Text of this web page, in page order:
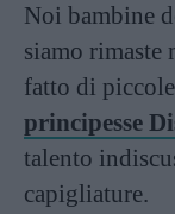
Noi bambine
siamo rimaste
fatto di
principesse
talento
capigliature.